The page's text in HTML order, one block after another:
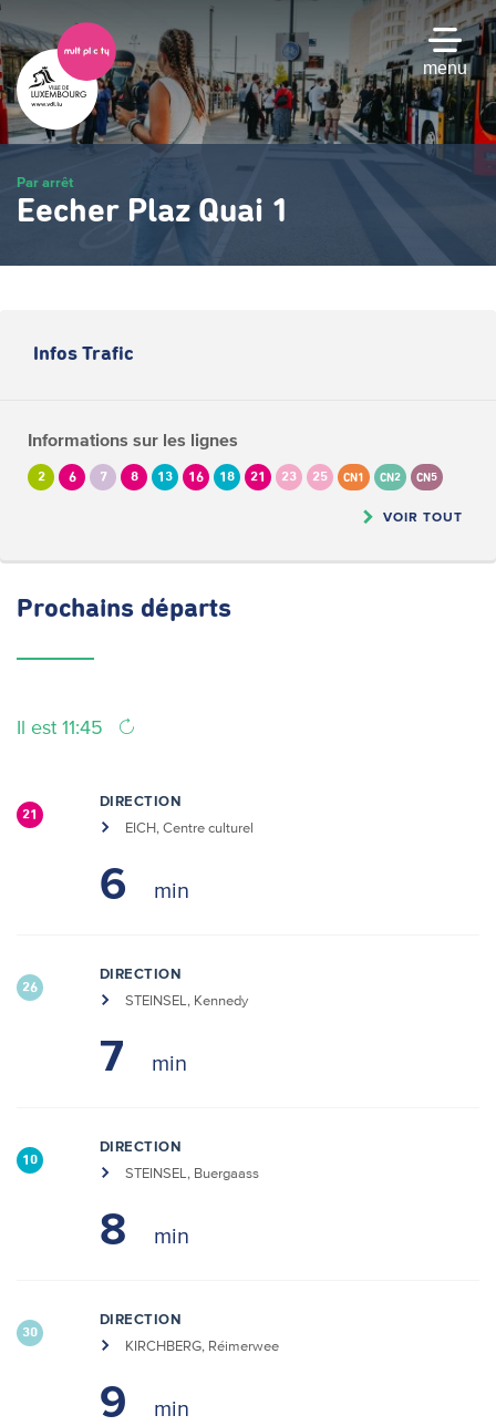
Passer
au
contenu
principal
menu
Par arrêt
Eecher Plaz Quai 1
Infos Trafic
Informations sur les lignes
2 6 7 8 13 16 18 21 23 25 CN1 CN2 CN5
VOIR TOUT
Prochains départs
Il est 11:45
21
DIRECTION
EICH, Centre culturel
6
26
DIRECTION
STEINSEL, Kennedy
7
10
DIRECTION
STEINSEL, Buergaass
8
30
DIRECTION
KIRCHBERG, Réimerwee
9